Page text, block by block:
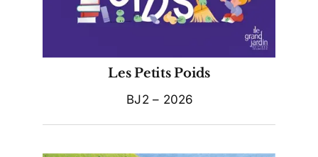
Les Petits Poids
BJ2 – 2026